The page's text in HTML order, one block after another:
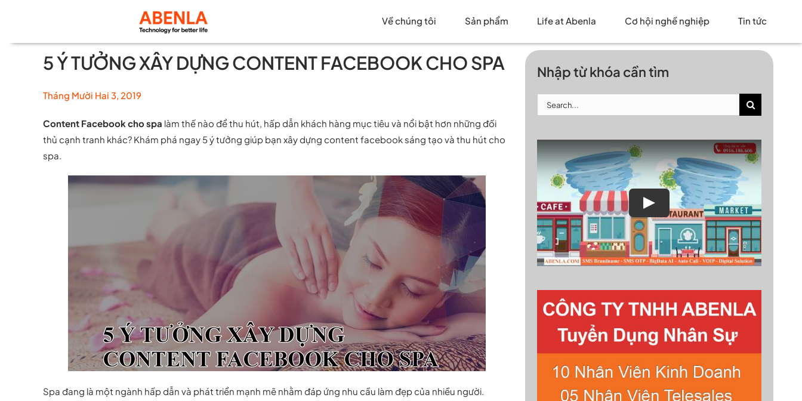
Về chúng tôi Sản phẩm Life at Abenla Cơ hội nghề nghiệp Tin tức
5 Ý TƯỞNG XÂY DỰNG CONTENT FACEBOOK CHO SPA
Tháng Mười Hai 3, 2019
Content Facebook cho spa làm thế nào để thu hút, hấp dẫn khách hàng mục tiêu và nổi bật hơn những đối
thủ cạnh tranh khác? Khám phá ngay 5 ý tưởng giúp bạn xây dựng content facebook sáng tạo và thu hút cho
spa.
Spa đang là một ngành hấp dẫn và phát triển mạnh mẽ nhằm đáp ứng nhu cầu làm đẹp của nhiều người.
Nhập từ khóa cần tìm
Search
for:
Play